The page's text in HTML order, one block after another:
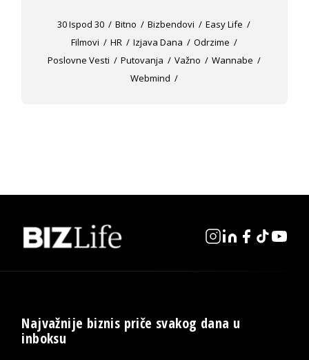
30 Ispod 30 Bitno Bizbendovi
Easy Life
Filmovi
HR Izjava Dana
Odrzime
Poslovne Vesti
Putovanja Važno
Wannabe
Webmind
Najvažnije biznis priče svakog dana u
inboksu